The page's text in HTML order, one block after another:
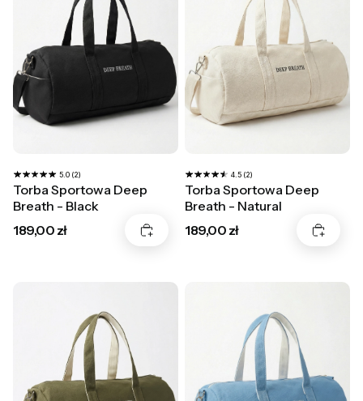
5.0 (2)
Torba Sportowa Deep
Breath - Black
Cena
189,00 zł
4.5 (2)
Torba Sportowa Deep
Breath - Natural
Cena
189,00 zł